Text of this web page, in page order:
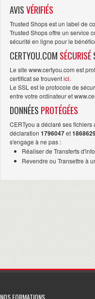
AVISVÉRIFIÉS
Trusted Shops est un label de
Trusted Shops offre un service
sécurité en ligne pour le
CERTYOU.COM SÉCURISÉ
Le site www.certyou.com est
certificat se trouventici.
Le SSL est le protocole de
entre votre ordinateur et
DONNÉES PROTÉGÉES
CERTyou a déclaré ses
déclaration 1796047et
s'engage à ne pas :
Réaliser de Transferts
Revendre ou Transettre à
NOS FORMATIONS